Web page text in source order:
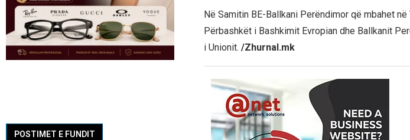
Në Samitin BE-Ballkani Perëndimor që mbahet
Përbashkët i Bashkimit Evropian dhe Ballkanit
i Unionit. /Zhurnal.mk
POSTIMET E FUNDIT